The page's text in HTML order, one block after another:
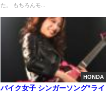
た。 もちろんモ...
HONDA
バイク女子 シンガーソング"ライ